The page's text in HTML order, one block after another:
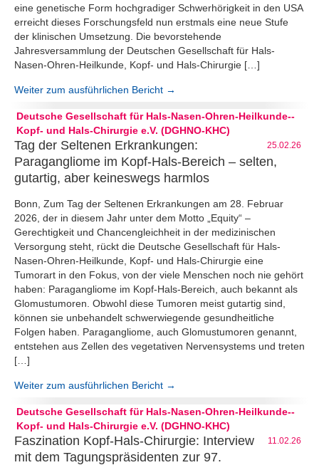
eine genetische Form hochgradiger Schwerhörigkeit in den USA
erreicht dieses Forschungsfeld nun erstmals eine neue Stufe
der klinischen Umsetzung. Die bevorstehende
Jahresversammlung der Deutschen Gesellschaft für Hals-
Nasen-Ohren-Heilkunde, Kopf- und Hals-Chirurgie […]
Weiter zum ausführlichen Bericht →
Deutsche Gesellschaft für Hals-Nasen-Ohren-Heilkunde--
Kopf- und Hals-Chirurgie e.V. (DGHNO-KHC)
25.02.26
Tag der Seltenen Erkrankungen:
Paragangliome im Kopf-Hals-Bereich – selten,
gutartig, aber keineswegs harmlos
Bonn, Zum Tag der Seltenen Erkrankungen am 28. Februar
2026, der in diesem Jahr unter dem Motto „Equity“ –
Gerechtigkeit und Chancengleichheit in der medizinischen
Versorgung steht, rückt die Deutsche Gesellschaft für Hals-
Nasen-Ohren-Heilkunde, Kopf- und Hals-Chirurgie eine
Tumorart in den Fokus, von der viele Menschen noch nie gehört
haben: Paragangliome im Kopf-Hals-Bereich, auch bekannt als
Glomustumoren. Obwohl diese Tumoren meist gutartig sind,
können sie unbehandelt schwerwiegende gesundheitliche
Folgen haben. Paragangliome, auch Glomustumoren genannt,
entstehen aus Zellen des vegetativen Nervensystems und treten
[…]
Weiter zum ausführlichen Bericht →
Deutsche Gesellschaft für Hals-Nasen-Ohren-Heilkunde--
Kopf- und Hals-Chirurgie e.V. (DGHNO-KHC)
11.02.26
Faszination Kopf-Hals-Chirurgie: Interview
mit dem Tagungspräsidenten zur 97.